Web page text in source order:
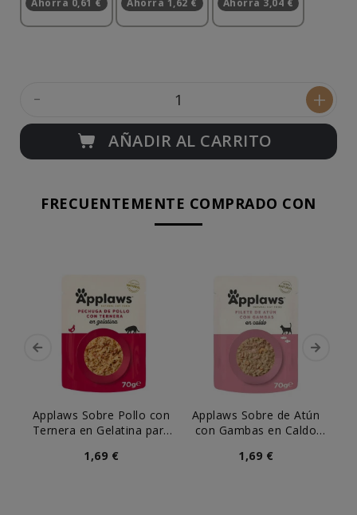
Ahorra 0,61 € Ahorra 1,62 € Ahorra 3,04 €
- +
AÑADIR AL CARRITO
FRECUENTEMENTE COMPRADO CON
Applaws Sobre Pollo con
Ternera en Gelatina para
1,69 €
Applaws Sobre de Atún
con Gambas en Caldo
1,69 €